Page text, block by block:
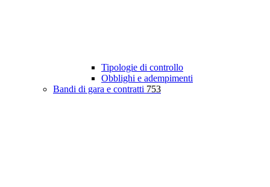
Tipologie di controllo
Obblighi e adempimenti
Bandi di gara e contratti 753